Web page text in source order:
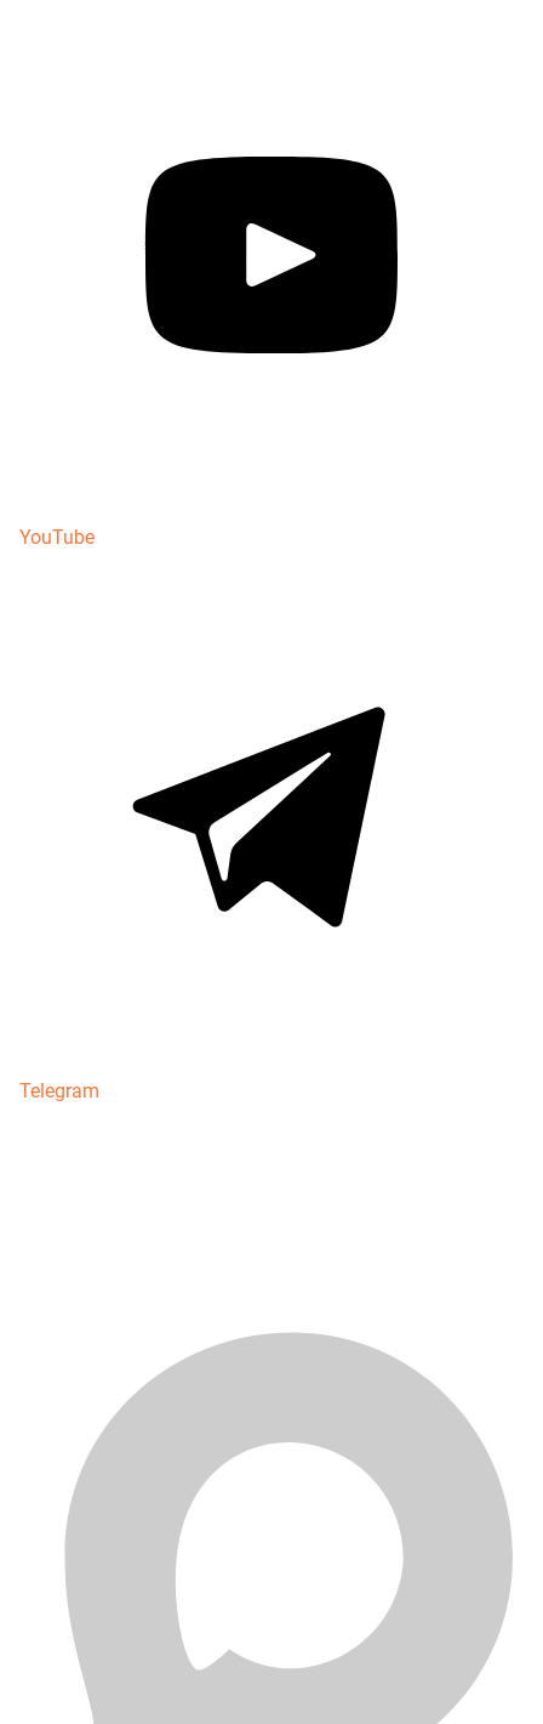
YouTube
Telegram